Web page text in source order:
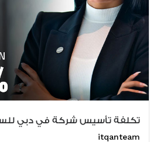
تكلفة تأسيس شركة في دبي
itqanteam